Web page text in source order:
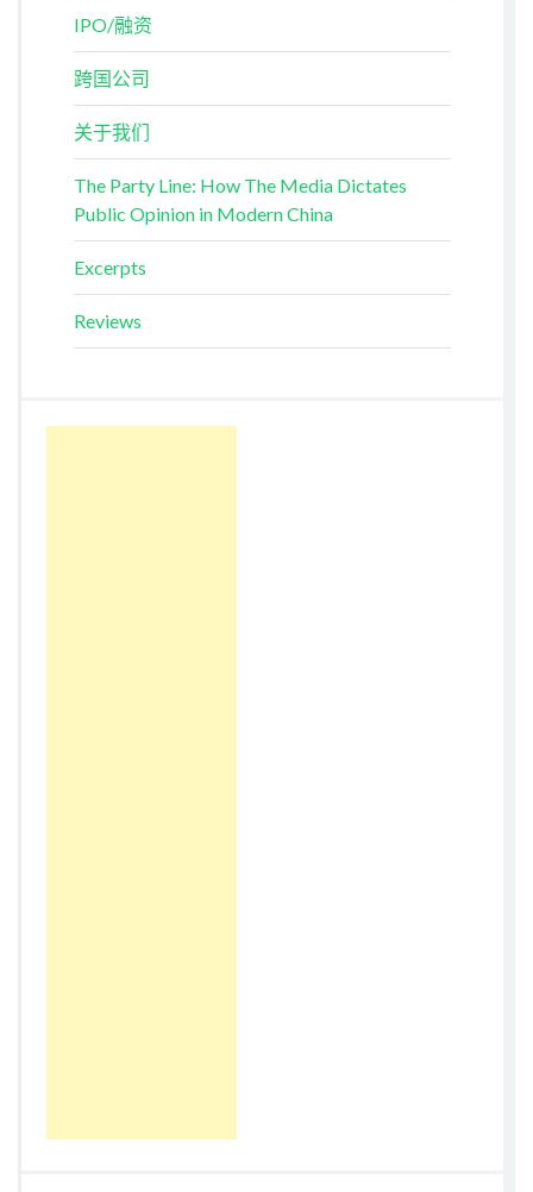
IPO/融资
跨国公司
关于我们
The Party Line: How The Media Dictates
Public Opinion in Modern China
Excerpts
Reviews